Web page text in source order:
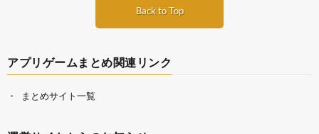
Back to Top
アプリゲームまとめ関連リンク
まとめサイト一覧